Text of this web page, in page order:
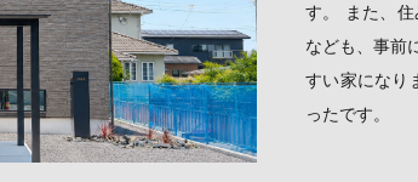
す。 また、
なども、事前
すい家になり
ったです。